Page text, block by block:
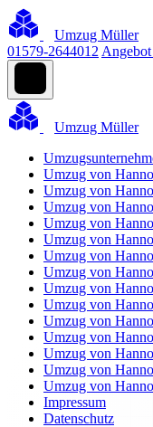
Umzug Müller
01579-2644012
Umzug Müller
Umzug von
Umzug von
Umzug von
Umzug von
Umzug von
Umzug von
Umzug von
Umzug von
Umzug von
Umzug von
Umzug von
Umzug von
Umzug von
Umzug von
Impressum
Datenschutz